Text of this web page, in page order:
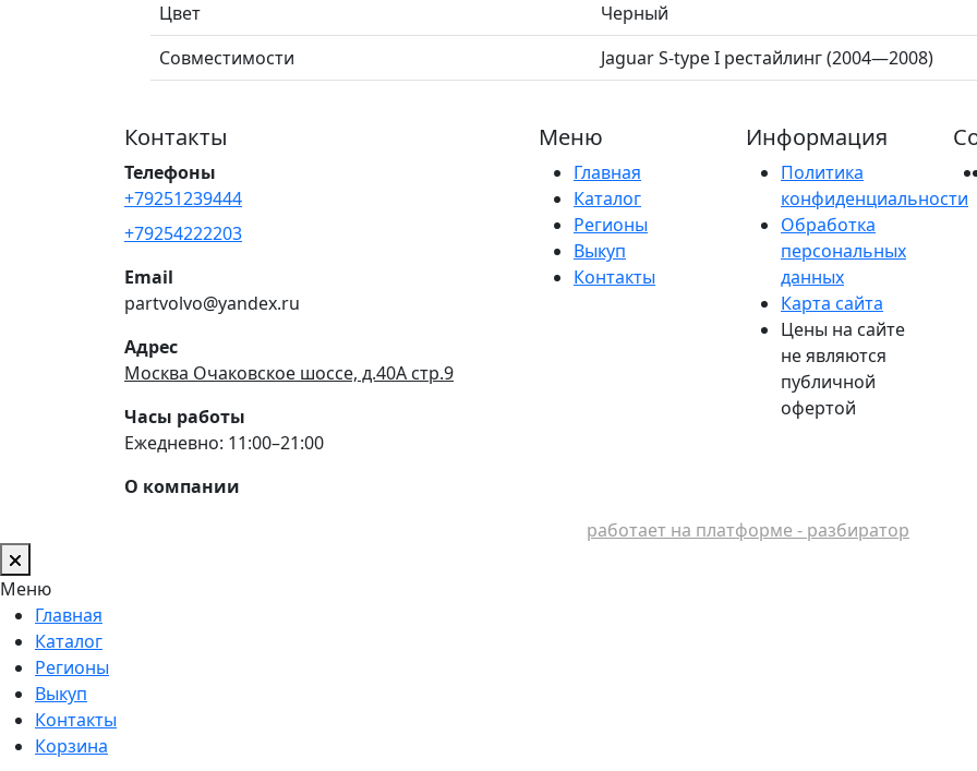
Цвет
Черный
Совместимости
Jaguar S-type I рестайлинг (2004—2008)
Контакты
Телефоны
+79251239444
+79254222203
Email
partvolvo@yandex.ru
Адрес
Москва Очаковское шоссе, д.40А стр.9
Часы работы
Ежедневно: 11:00–21:00
О компании
Меню
Главная
Каталог
Регионы
Выкуп
Контакты
Информация
Политика
конфиденциальности
Обработка
персональных
данных
Карта сайта
Цены на сайте
не являются
публичной
офертой
работает на платформе - разбиратор
Меню
Главная
Каталог
Регионы
Выкуп
Контакты
Корзина